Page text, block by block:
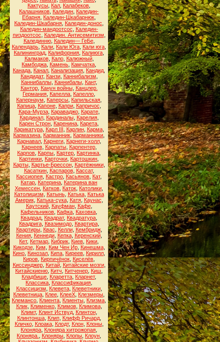
Кактусы Кал Калабеков
Калашников Каледин Каледин-
Ебарня Каледин-Шкабарнюк
Каледин-Шкабарня Каледин-донос
Каледин-мандоотсос
Каледин-
пиздоотсос
Каледин. Антисемитизм
Калединню, Каледин— ГеБе,
Календарь Кали Кали Юга Кали юга
Калининград Калифорния Калиюга
Калмаков, Кало, Калюжный,
Камбоджа Камень Камчатка
Канада Канал Канализация Кандид
Кандидат, Канзи, Каннибализм
Каннибаллы, Каннибалы, Кант,
Кантор, Канун войны, Канцлер.
Германия Капелла Капелло
Капернаум
Каперсы Капильская
Капица, Капоне, Капри, Капричос
Кара-Мурза, Караваджо, Карате,
Кардинал, Кардиналы, Карелия,
Карен Строн Каренина Карета
Карикатура, Карл III Карлин, Карма,
Кармазина Карманник Карманники
Карнавал, Карнеги, Карнеги-холл,
Карнеев, Карпаты, Карпентер,
Карпов Карпы Картер Картинка
Картинки Карточки Картошкин
Карты, Картье-Брессон, Картёжники,
Касаткин, Каспаров, Кассат,
Кассиопея Кастро Касьянов Кат,
Катар Катерина Катерина ван
Хемессен Катков Каток Католики
Католицизм
Катынь, Катька, Катька
Америк, Катька-сука, Катя, Каунас
Каутский, Кауфман, Кафе,
Кафельников Кафка Каховка
Квадрад Квадрат, Квадратура
Квадрига, Квазимодо, Квартира,
Квартиры, Квас Келли, Кембридж,
Кения, Кеннеди, Кепка, Керенский,
Кет, Кетмар Кибрик Киев Кики
Кикодзе, Ким Ким Чен Ир, Кинешма,
Кино Кинозал Кипа Киреев Кирилл
Киров Кирпичёнок Киселёв
Киссинджер, Китай, Китайские мозги,
Китайскиеню Китч Китченер Киш
Кладбище Кларетта Кларнет,
Классика Классификация
Классицизм
Клевета, Клеветники,
Клеветница Клее КлееХ Клезмеры
Клемансо Клиента Клиенты Клизма
Клик, Клименко, Климов, Климова,
Климт, Клинт Иствуд, Клинтон,
Клинтонша, Клип, Клифф Ричард,
Кличко, Клоака, Клодт, Клон, Клоны,
Клоняра Клоняра хитрожопая
Клоняра.
Клоняры Клопы Клоун